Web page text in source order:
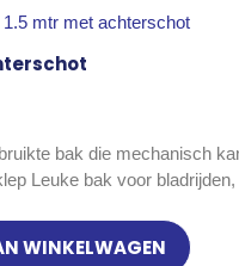
mtr met achterschot
bak die mechanisch
Leuke bak voor
WINKELWAGEN